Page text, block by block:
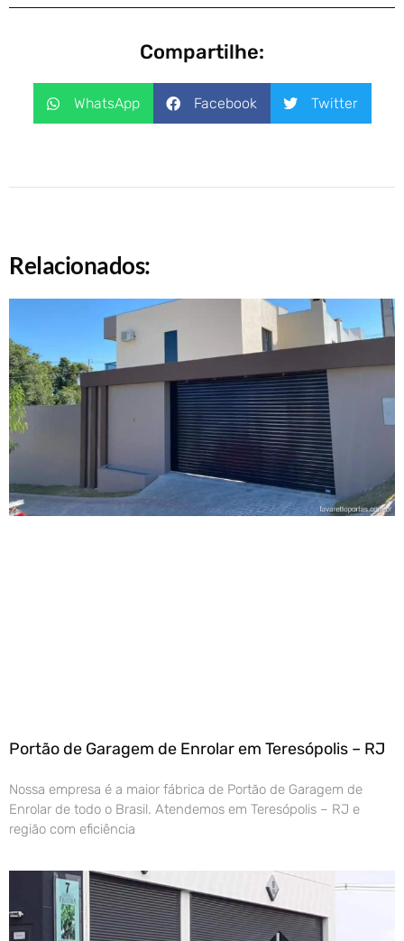
Compartilhe:
WhatsApp Facebook Twitter
Relacionados:
Portão de Garagem de Enrolar em Teresópolis – RJ
Nossa empresa é a maior fábrica de Portão de Garagem de
Enrolar de todo o Brasil. Atendemos em Teresópolis – RJ e
região com eficiência